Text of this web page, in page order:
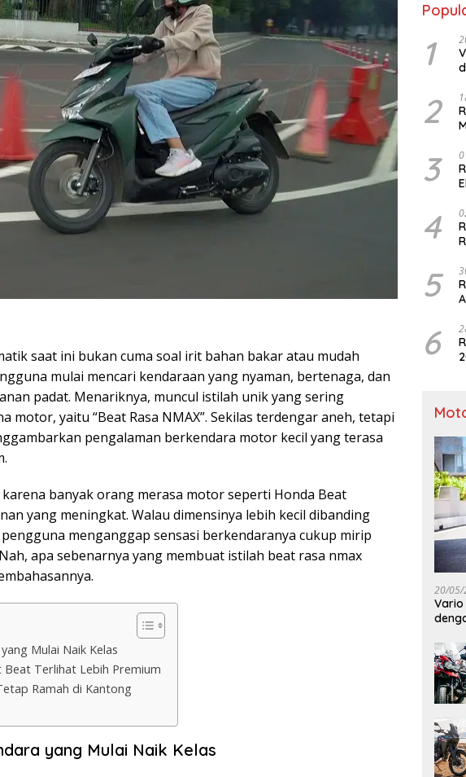
saat ini bukan cuma soal irit bahan bakar atau mudah
mulai mencari kendaraan yang nyaman, bertenaga, dan
padat. Menariknya, muncul istilah unik yang sering
motor, yaitu “Beat Rasa NMAX”. Sekilas terdengar aneh, tetapi
pengalaman berkendara motor kecil yang terasa
banyak orang merasa motor seperti Honda Beat
yang meningkat. Walau dimensinya lebih kecil dibanding
menganggap sensasi berkendaranya cukup mirip
apa sebenarnya yang membuat istilah beat rasa nmax
Mulai Naik Kelas
Terlihat Lebih Premium
Ramah di Kantong
yang Mulai Naik Kelas
1
2
3
4
5
6
20/05/
Vario